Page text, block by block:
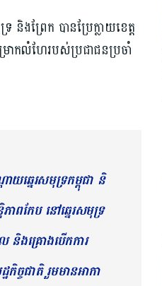
ងព្រែក បាន​ប្រែក្លាយខេត្ត​
រាក​លំ​ហែ​របស់ប្រជាជន​ប្រចាំ​
យឆ្នេរ​សមុទ្រ​កម្ពុជា និ​
ាព​កែប នៅឆ្នេរសមុទ្រ​
និងគ្រោង​បើក​ការ​
ច្ច​ជាតិ រួមមានអាកា​